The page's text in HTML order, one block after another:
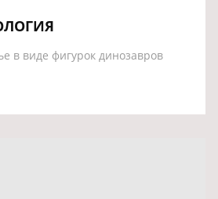
в виде фигурок динозавров